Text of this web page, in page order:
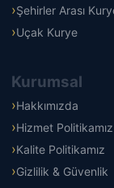
Şehirler Arası
Uçak Kurye
Kurumsal
Hakkımızda
Hizmet Politikamız
Kalite Politikamız
Gizlilik & Güvenlik